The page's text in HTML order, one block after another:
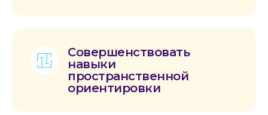
Совершенствовать
навыки
пространственной
ориентировки